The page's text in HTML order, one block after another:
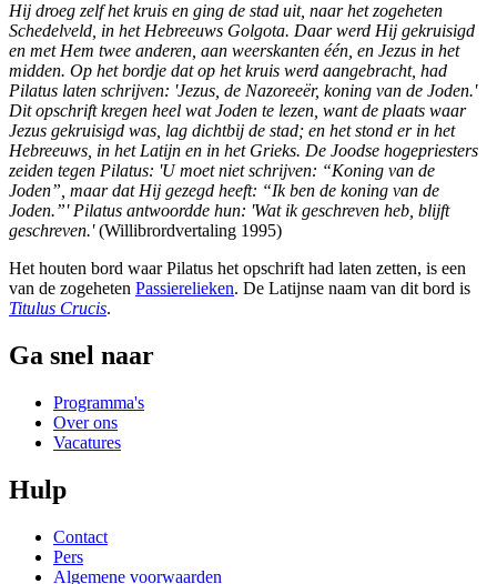
Hij droeg zelf het kruis en ging de stad uit, naar het zogeheten
Schedelveld, in het Hebreeuws Golgota. Daar werd Hij gekruisigd
en met Hem twee anderen, aan weerskanten één, en Jezus in het
midden. Op het bordje dat op het kruis werd aangebracht, had
Pilatus laten schrijven: 'Jezus, de Nazoreeër, koning van de Joden.'
Dit opschrift kregen heel wat Joden te lezen, want de plaats waar
Jezus gekruisigd was, lag dichtbij de stad; en het stond er in het
Hebreeuws, in het Latijn en in het Grieks. De Joodse hogepriesters
zeiden tegen Pilatus: 'U moet niet schrijven: “Koning van de
Joden”, maar dat Hij gezegd heeft: “Ik ben de koning van de
Joden.”' Pilatus antwoordde hun: 'Wat ik geschreven heb, blijft
geschreven.'(Willibrordvertaling 1995)
Het houten bord waar Pilatus het opschrift had laten zetten, is een
van de zogeheten Passierelieken. De Latijnse naam van dit bord is
Titulus Crucis.
Ga snel naar
Programma's
Over ons
Vacatures
Hulp
Contact
Pers
Algemene voorwaarden